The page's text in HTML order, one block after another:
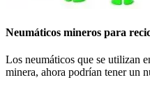
Neumáticos mineros para
Los neumáticos que se utilizan
minera, ahora podrían tener un